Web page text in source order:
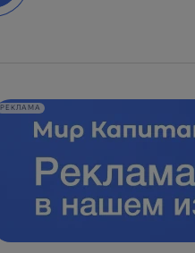
РЕКЛАМА